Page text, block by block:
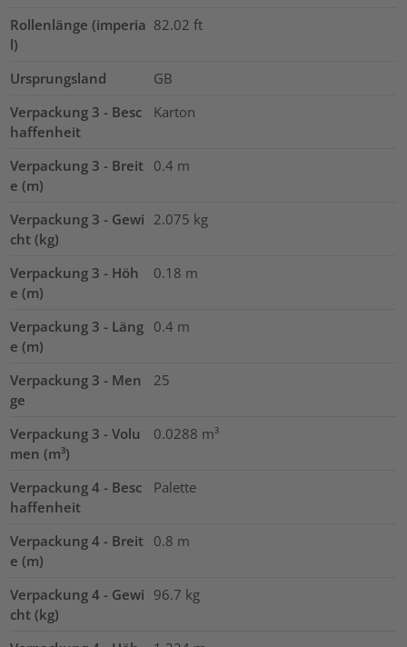
Rollenlänge (imperia
l)
82.02 ft
Ursprungsland
GB
Verpackung 3 - Besc
haffenheit
Karton
Verpackung 3 - Breit
e (m)
0.4 m
Verpackung 3 - Gewi
cht (kg)
2.075 kg
Verpackung 3 - Höh
e (m)
0.18 m
Verpackung 3 - Läng
e (m)
0.4 m
Verpackung 3 - Men
ge
25
Verpackung 3 - Volu
men (m³)
0.0288 m³
Verpackung 4 - Besc
haffenheit
Palette
Verpackung 4 - Breit
e (m)
0.8 m
Verpackung 4 - Gewi
cht (kg)
96.7 kg